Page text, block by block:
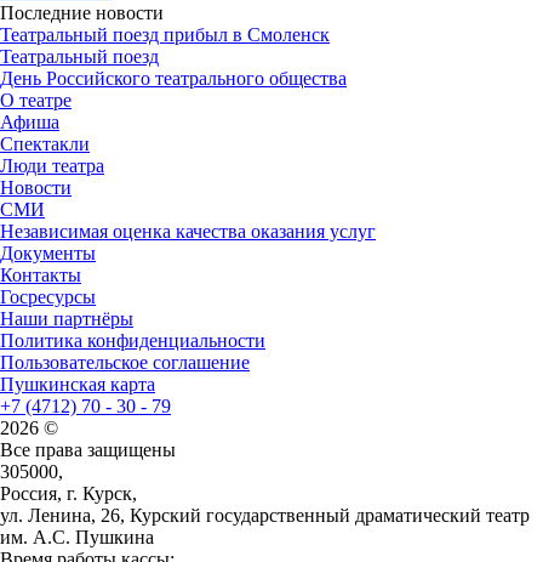
Последние новости
Театральный поезд прибыл в Смоленск
Театральный поезд
День Российского театрального общества
О театре
Афиша
Спектакли
Люди театра
Новости
СМИ
Независимая оценка качества оказания услуг
Документы
Контакты
Госресурсы
Наши партнёры
Политика конфиденциальности
Пользовательское соглашение
Пушкинская карта
+7 (4712) 70 - 30 - 79
2026 ©
Все права защищены
305000,
Россия, г. Курск,
ул. Ленина, 26, Курский государственный драматический театр
им. А.С. Пушкина